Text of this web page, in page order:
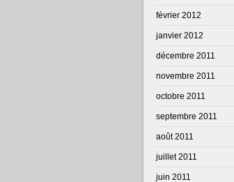
février 2012
janvier 2012
décembre 2011
novembre 2011
octobre 2011
septembre 2011
août 2011
juillet 2011
juin 2011